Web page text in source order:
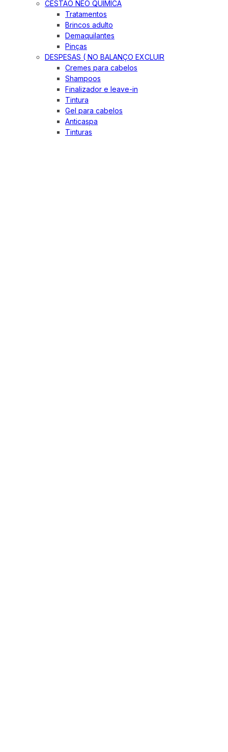
CESTÃO NEO QUIMICA
Tratamentos
Brincos adulto
Demaquilantes
Pinças
DESPESAS ( NO BALANÇO EXCLUIR
Cremes para cabelos
Shampoos
Finalizador e leave-in
Tintura
Gel para cabelos
Anticaspa
Tinturas